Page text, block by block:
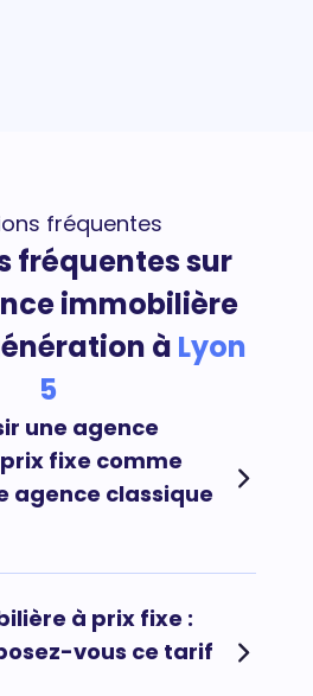
fréquentes
fréquentes sur
immobilière
à Lyon
5
une agence
fixe comme
agence classique
chances de vendre votre
au meilleur prix et au
préconisé de faire appel à
en ligne comme
à prix fixe :
vous ce tarif